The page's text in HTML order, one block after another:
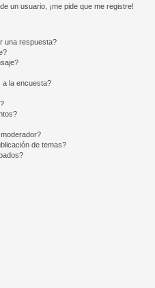
un usuario, ¡me pide que me registre!
una respuesta?
a la encuesta?
de temas?